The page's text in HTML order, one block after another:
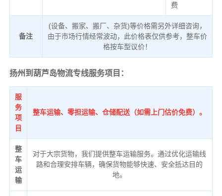
费
备注
(设备、搬家、搬厂、杂货)等价格需另外详细咨询，
由于市场行情经常波动，此价格表仅供参考，整车价
格按车型议价！
扬州到葫芦岛物流专线服务项目：
服
务
项
目
整车运输、零担运输、仓储配送（如需上门估价免费）。
整
车
运
输
对于大宗货物，我们提供整车运输服务。通过优化运输线
路和合理安排车辆，确保货物能够快速、安全抵达目的
地。